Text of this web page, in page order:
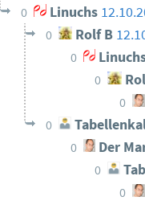
0 Linuchs
0 Rolf B
0
0
0
0
0 Der
0
0